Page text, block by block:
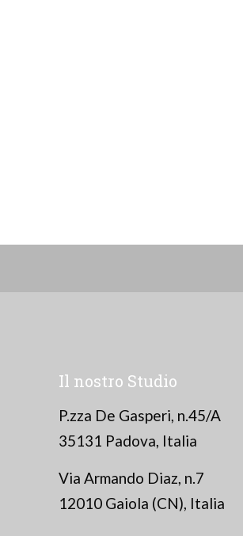
Il nostro Studio
P.zza De Gasperi, n.45/A
35131 Padova, Italia
Via Armando Diaz, n.7
12010 Gaiola (CN), Italia